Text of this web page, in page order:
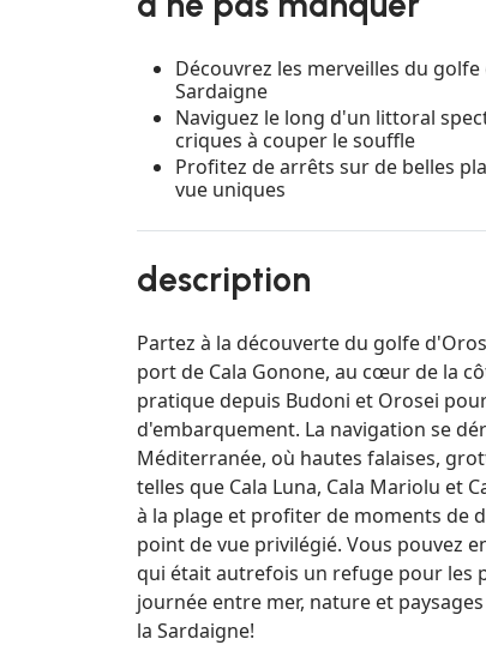
Découvrez les merveilles du
Sardaigne
Naviguez le long d'un littoral
criques à couper le souffle
Profitez de arrêts sur de belles
vue uniques
description
Partez à la découverte du golfe
port de Cala Gonone, au cœur de la
pratique depuis Budoni et Orosei
d'embarquement. La navigation se
Méditerranée, où hautes falaises,
telles que Cala Luna, Cala Mariolu et
à la plage et profiter de moments de
point de vue privilégié. Vous pouvez
qui était autrefois un refuge pour les
journée entre mer, nature et
la Sardaigne!